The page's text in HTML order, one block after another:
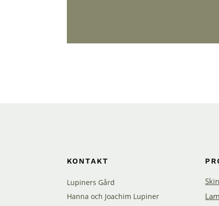
KONTAKT
Lupiners Gård
Hanna och Joachim Lupiner